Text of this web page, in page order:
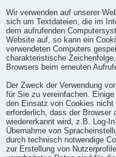
Wir verwenden auf unserer
sich um Textdateien, die im
dem aufrufenden
Website auf, so kann ein
verwendeten Computers
charakteristische
Browsers beim erneuten
Der Zweck der Verwendung
für Sie zu vereinfachen.
den Einsatz von Cookies
erforderlich, dass der Browser
wiedererkannt wird, z.B. Log-
Übernahme von
durch technisch notwendige
zur Erstellung von